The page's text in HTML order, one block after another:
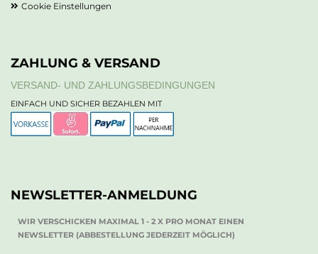
Cookie Einstellungen
ZAHLUNG & VERSAND
VERSAND- UND ZAHLUNGSBEDINGUNGEN
EINFACH UND SICHER BEZAHLEN MIT
NEWSLETTER-ANMELDUNG
WIR VERSCHICKEN MAXIMAL 1 - 2 X PRO MONAT EINEN
NEWSLETTER (ABBESTELLUNG JEDERZEIT MÖGLICH)